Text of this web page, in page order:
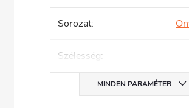
Sorozat:
Szélesség:
MINDEN PARAMÉTER